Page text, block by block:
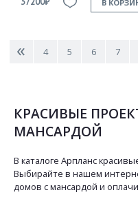
В
< 4 5 6 7
КРАСИВЫЕ
МАНСАРДОЙ
В каталоге Арпланс
Выбирайте в нашем
домов с мансардой и